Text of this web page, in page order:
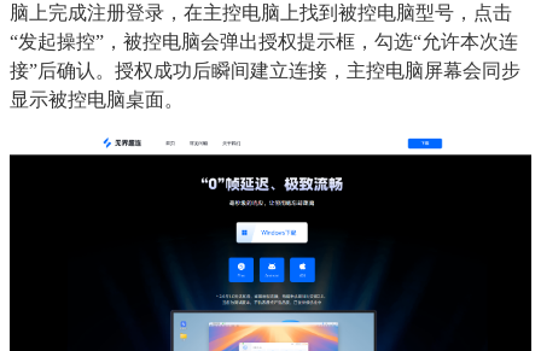
脑上完成注册登录，在主控电脑上找到被控电脑型号，点击
“发起操控”，被控电脑会弹出授权提示框，勾选“允许本次连
接”后确认。授权成功后瞬间建立连接，主控电脑屏幕会同步
显示被控电脑桌面。